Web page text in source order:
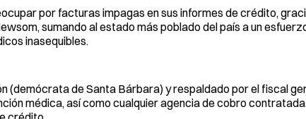
por facturas impagas en sus informes de crédito,
sumando al estado más poblado del país a un
inasequibles.
(demócrata de Santa Bárbara) y respaldado por el fiscal
médica, así como cualquier agencia de cobro